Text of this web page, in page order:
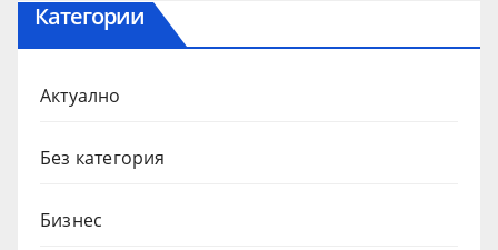
Категории
Актуално
Без категория
Бизнес